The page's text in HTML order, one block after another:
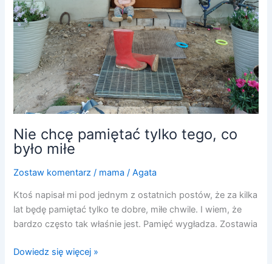
Nie chcę pamiętać tylko tego, co
było miłe
Zostaw komentarz / mama /Agata
Ktoś napisał mi pod jednym z ostatnich postów, że za kilka
lat będę pamiętać tylko te dobre, miłe chwile. I wiem, że
bardzo często tak właśnie jest. Pamięć wygładza. Zostawia
było
miłe
Dowiedz się więcej »